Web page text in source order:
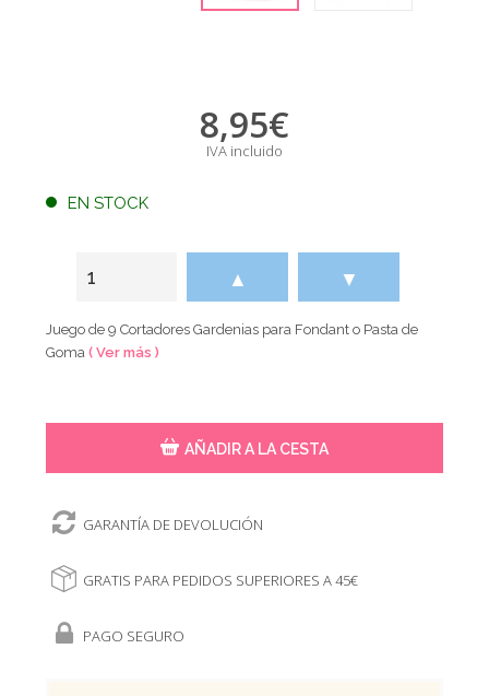
8,95€
IVA incluido
EN STOCK
▲ ▼
Juego de 9 Cortadores Gardenias para Fondant o Pasta de
Goma( Ver más )
AÑADIR A LA CESTA
GARANTÍA DE DEVOLUCIÓN
GRATIS PARA PEDIDOS SUPERIORES A 45€
PAGO SEGURO